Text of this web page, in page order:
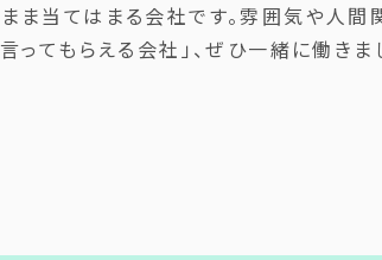
ま当てはまる会社です。雰囲気や人
ってもらえる会社」、ぜひ一緒に働きま